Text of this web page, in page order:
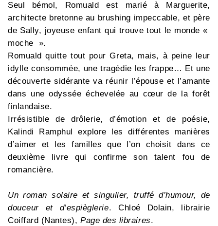
Seul bémol, Romuald est marié à Marguerite,
architecte bretonne au brushing impeccable, et père
de Sally, joyeuse enfant qui trouve tout le monde «
moche ».
Romuald quitte tout pour Greta, mais, à peine leur
idylle consommée, une tragédie les frappe… Et une
découverte sidérante va réunir l’épouse et l’amante
dans une odyssée échevelée au cœur de la forêt
finlandaise.
Irrésistible de drôlerie, d’émotion et de poésie,
Kalindi Ramphul explore les différentes manières
d’aimer et les familles que l’on choisit dans ce
deuxième livre qui confirme son talent fou de
romancière.
Un roman solaire et singulier, truffé d’humour, de
douceur et d’espièglerie. Chloé Dolain, librairie
Coiffard (Nantes),Page des libraires.